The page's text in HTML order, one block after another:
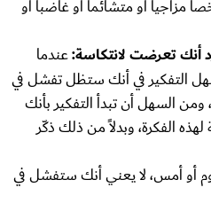
أو متشائماً أو غاضباً أو
أنك تعرضت لانتكاسة:عندما
التفكير في أنك ستظل تفشل في
السهل أن تبدأ التفكير بأنك
الفكرة، وبدلاً من ذلك ذكّر
أو أمس، لا يعني أنك ستفشل في